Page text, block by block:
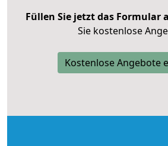
Füllen Sie jetzt das Formular
Sie kostenlose
Kostenlose Angebote